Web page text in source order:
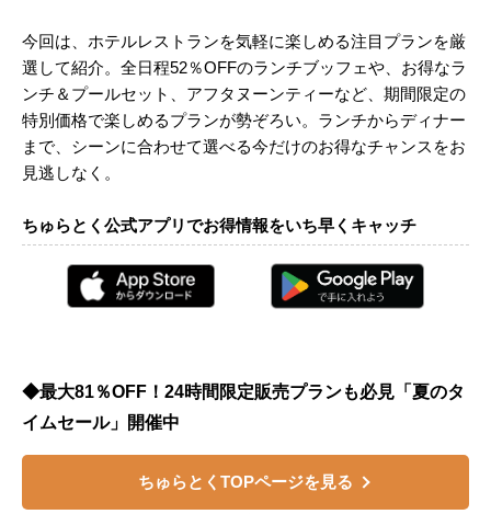
今回は、ホテルレストランを気軽に楽しめる注目プランを厳
選して紹介。全日程52％OFFのランチブッフェや、お得なラ
ンチ＆プールセット、アフタヌーンティーなど、期間限定の
特別価格で楽しめるプランが勢ぞろい。ランチからディナー
まで、シーンに合わせて選べる今だけのお得なチャンスをお
見逃しなく。
ちゅらとく公式アプリでお得情報をいち早くキャッチ
◆最大81％OFF！24時間限定販売プランも必見「夏のタ
イムセール」開催中
ちゅらとくTOPページを見る